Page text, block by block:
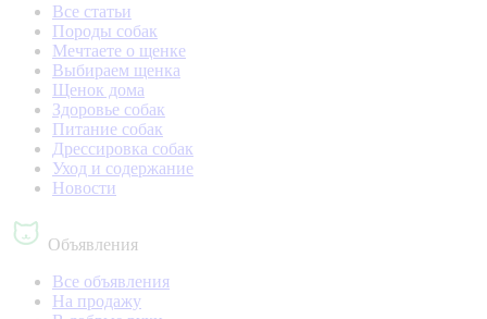
Все статьи
Породы собак
Мечтаете о щенке
Выбираем щенка
Щенок дома
Здоровье собак
Питание собак
Дрессировка собак
Уход и содержание
Новости
Объявления
Все объявления
На продажу